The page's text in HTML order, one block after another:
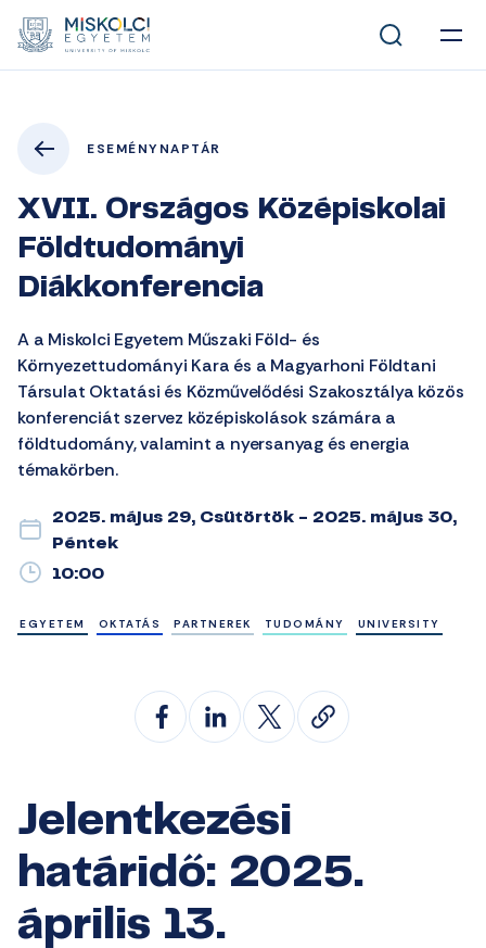
ESEMÉNYNAPTÁR
XVII. Országos Középiskolai
Földtudományi
Diákkonferencia
A a Miskolci Egyetem Műszaki Föld- és
Környezettudományi Kara és a Magyarhoni Földtani
Társulat Oktatási és Közművelődési Szakosztálya közös
konferenciát szervez középiskolások számára a
földtudomány, valamint a nyersanyag és energia
témakörben.
2025. május 29, Csütörtök - 2025. május 30,
Péntek
10:00
EGYETEM OKTATÁS PARTNEREK TUDOMÁNY UNIVERSITY
Jelentkezési
határidő: 2025.
április 13.